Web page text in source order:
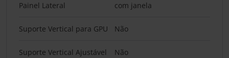
Painel Lateral com janela
Suporte Vertical para GPU Não
Suporte Vertical Ajustável
Não